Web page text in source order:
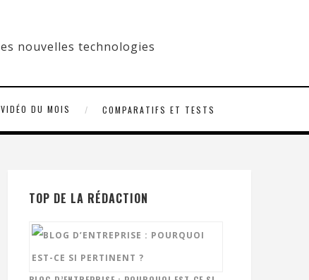
VIDÉO DU MOIS COMPARATIFS ET TESTS
TOP DE LA RÉDACTION